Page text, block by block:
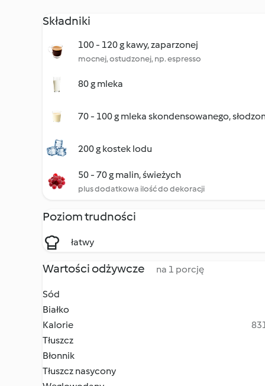
Składniki
100 - 120 g kawy, zaparzonej
mocnej, ostudzonej, np. espresso
80 g mleka
70 - 100 g mleka skondensowanego,
200 g kostek lodu
50 - 70 g malin, świeżych
plus dodatkowa ilość do dekoracji
Poziom trudności
łatwy
Wartości odżywcze na 1 porcję
Sód
Białko
Kalorie
Tłuszcz
Błonnik
Tłuszcz nasycony